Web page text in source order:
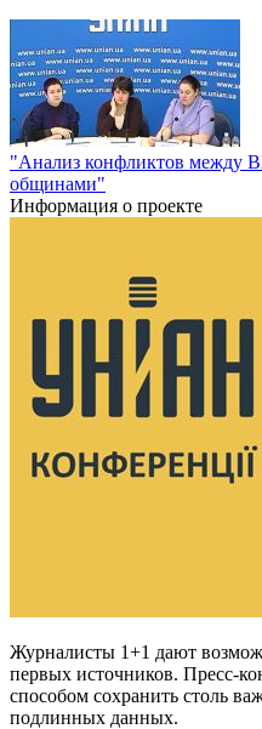
"Анализ конфликтов
общинами"
Информация о проекте
Журналисты 1+1 дают
первых источников. Пресс-
способом сохранить столь
подлинных данных.